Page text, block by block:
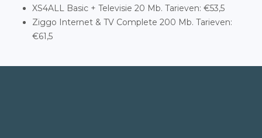
XS4ALL Basic + Televisie 20 Mb. Tarieven: €53,5
Ziggo Internet & TV Complete 200 Mb. Tarieven:
€61,5